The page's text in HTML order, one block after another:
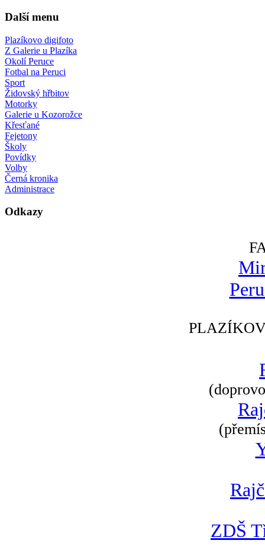
Další menu
Plazíkovo digifoto
Z Galerie u Plazíka
Okolí Peruce
Fotbal na Peruci
Sport
Židovský hřbitov
Motorky
Galerie u Kozorožce
Křesťané
Fejetony
Školy
Povídky
Volby
Černá kronika
Administrace
Odkazy
ZDŠ